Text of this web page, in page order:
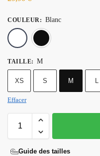
COULEUR : Blanc
TAILLE: M
XS S M L
Effacer
Guide des tailles